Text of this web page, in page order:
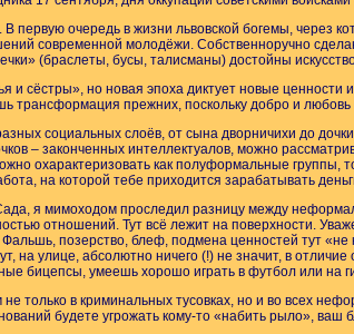
первую очередь в жизни львовской богемы, через
современной молодёжи. Собственноручно
(браслеты, бусы, талисманы) достойны
и сёстры», но новая эпоха диктует новые ценности
трансформация прежних, поскольку добро и
социальных слоёв, от сына дворничихи до
– законченных интеллектуалов, можно
охарактеризовать как полуформальные группы,
на которой тебе приходится зарабатывать
я мимоходом проследил разницу между
отношений. Тут всё лежит на поверхности.
позерство, блеф, подмена ценностей тут
на улице, абсолютно ничего (!) не значит, в
бицепсы, умеешь хорошо играть в футбол или на
только в криминальных тусовках, но и во всех
будете угрожать кому-то «набить рыло», ваш